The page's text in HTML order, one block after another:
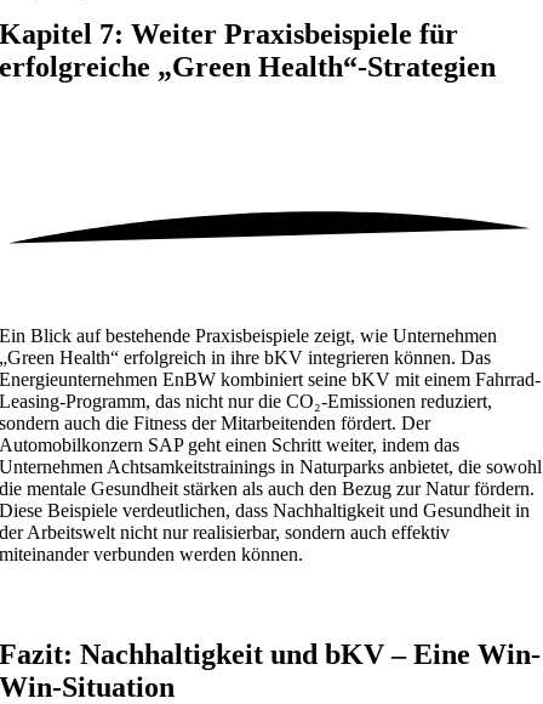
Kapitel 7: Weiter Praxisbeispiele für
erfolgreiche „Green Health“-Strategien
Ein Blick auf bestehende Praxisbeispiele zeigt, wie Unternehmen
„Green Health“ erfolgreich in ihre bKV integrieren können. Das
Energieunternehmen EnBW kombiniert seine bKV mit einem Fahrrad-
Leasing-Programm, das nicht nur die CO₂-Emissionen reduziert,
sondern auch die Fitness der Mitarbeitenden fördert. Der
Automobilkonzern SAP geht einen Schritt weiter, indem das
Unternehmen Achtsamkeitstrainings in Naturparks anbietet, die sowohl
die mentale Gesundheit stärken als auch den Bezug zur Natur fördern.
Diese Beispiele verdeutlichen, dass Nachhaltigkeit und Gesundheit in
der Arbeitswelt nicht nur realisierbar, sondern auch effektiv
miteinander verbunden werden können.
Fazit: Nachhaltigkeit und bKV – Eine Win-
Win-Situation